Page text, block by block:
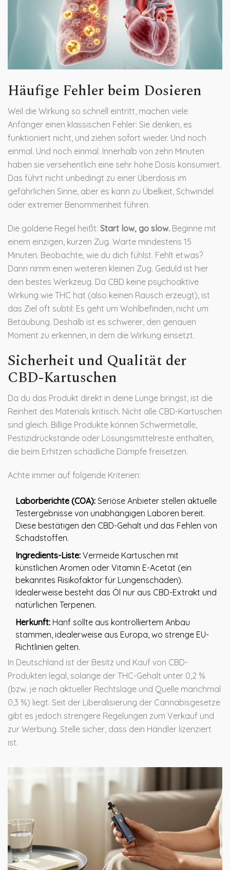
Häufige Fehler beim Dosieren
Weil die Wirkung so schnell eintritt, machen viele
Anfänger einen klassischen Fehler: Sie denken, es
funktioniert nicht, und ziehen sofort wieder. Und noch
einmal. Und noch einmal. Innerhalb von zehn Minuten
haben sie versehentlich eine sehr hohe Dosis konsumiert.
Das führt nicht unbedingt zu einer Überdosis im
gefährlichen Sinne, aber es kann zu Übelkeit, Schwindel
oder extremer Benommenheit führen.
Die goldene Regel heißt: Start low, go slow. Beginne mit
einem einzigen, kurzen Zug. Warte mindestens 15
Minuten. Beobachte, wie du dich fühlst. Fehlt etwas?
Dann nimm einen weiteren kleinen Zug. Geduld ist hier
dein bestes Werkzeug. Da CBD keine psychoaktive
Wirkung wie THC hat (also keinen Rausch erzeugt), ist
das Ziel oft subtil: Es geht um Wohlbefinden, nicht um
Betäubung. Deshalb ist es schwerer, den genauen
Moment zu erkennen, in dem die Wirkung einsetzt.
Sicherheit und Qualität der
CBD-Kartuschen
Da du das Produkt direkt in deine Lunge bringst, ist die
Reinheit des Materials kritisch. Nicht alle CBD-Kartuschen
sind gleich. Billige Produkte können Schwermetalle,
Pestizidrückstände oder Lösungsmittelreste enthalten,
die beim Erhitzen schädliche Dämpfe freisetzen.
Achte immer auf folgende Kriterien:
Laborberichte (COA): Seriöse Anbieter stellen aktuelle
Testergebnisse von unabhängigen Laboren bereit.
Diese bestätigen den CBD-Gehalt und das Fehlen von
Schadstoffen.
Ingredients-Liste: Vermeide Kartuschen mit
künstlichen Aromen oder Vitamin E-Acetat (ein
bekanntes Risikofaktor für Lungenschäden).
Idealerweise besteht das Öl nur aus CBD-Extrakt und
natürlichen Terpenen.
Herkunft: Hanf sollte aus kontrolliertem Anbau
stammen, idealerweise aus Europa, wo strenge EU-
Richtlinien gelten.
In Deutschland ist der Besitz und Kauf von CBD-
Produkten legal, solange der THC-Gehalt unter 0,2 %
(bzw. je nach aktueller Rechtslage und Quelle manchmal
0,3 %) liegt. Seit der Liberalisierung der Cannabisgesetze
gibt es jedoch strengere Regelungen zum Verkauf und
zur Werbung. Stelle sicher, dass dein Händler lizenziert
ist.